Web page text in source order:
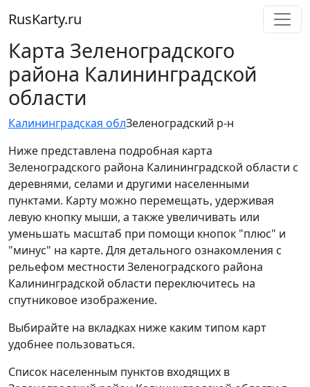
RusKarty.ru
Карта Зеленоградского
района Калининградской
области
Калининградская облЗеленоградский р-н
Ниже представлена подробная карта
Зеленоградского района Калининградской области с
деревнями, селами и другими населенными
пунктами. Карту можно перемещать, удерживая
левую кнопку мыши, а также увеличивать или
уменьшать масштаб при помощи кнопок "плюс" и
"минус" на карте. Для детального ознакомления с
рельефом местности Зеленоградского района
Калининградской области переключитесь на
спутниковое изображение.
Выбирайте на вкладках ниже каким типом карт
удобнее пользоваться.
Список населенным пунктов входящих в